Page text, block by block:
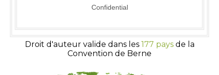
Confidential
Droit d'auteur valide dans les 177 paysde la
Convention de Berne